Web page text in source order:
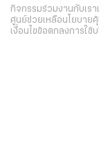
กิจกรรมร่วมงานกับเรา
ศูนย์ช่วยเหลือนโยบาย
เงื่อนไขข้อตกลงการใช้